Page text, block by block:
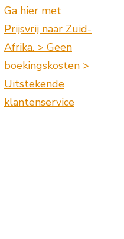
Ga hier met
Prijsvrij naar Zuid-
Afrika. > Geen
boekingskosten >
Uitstekende
klantenservice